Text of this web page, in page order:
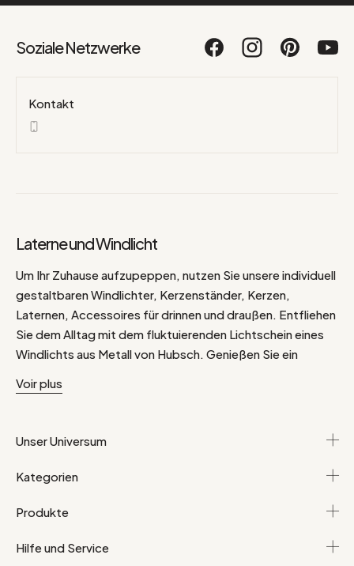
Soziale Netzwerke
Kontakt
Laterne und Windlicht
Um Ihr Zuhause aufzupeppen, nutzen Sie unsere individuell
gestaltbaren Windlichter, Kerzenständer, Kerzen,
Laternen, Accessoires für drinnen und draußen. Entfliehen
Sie dem Alltag mit dem fluktuierenden Lichtschein eines
Windlichts aus Metall von Hubsch. Genießen Sie ein
Keramik von Bloomingville. Die gedämpfte Atmosphäre
Raum oder im Freien. Entspannen Sie sich dank ihres
Voir plus
Unser Universum
Kategorien
Produkte
Hilfe und Service